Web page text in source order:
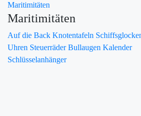
Maritimitäten
Maritimitäten
Auf die Back Knotentafeln
Uhren SteuerräderBullaugen Kalender
Schlüsselanhänger